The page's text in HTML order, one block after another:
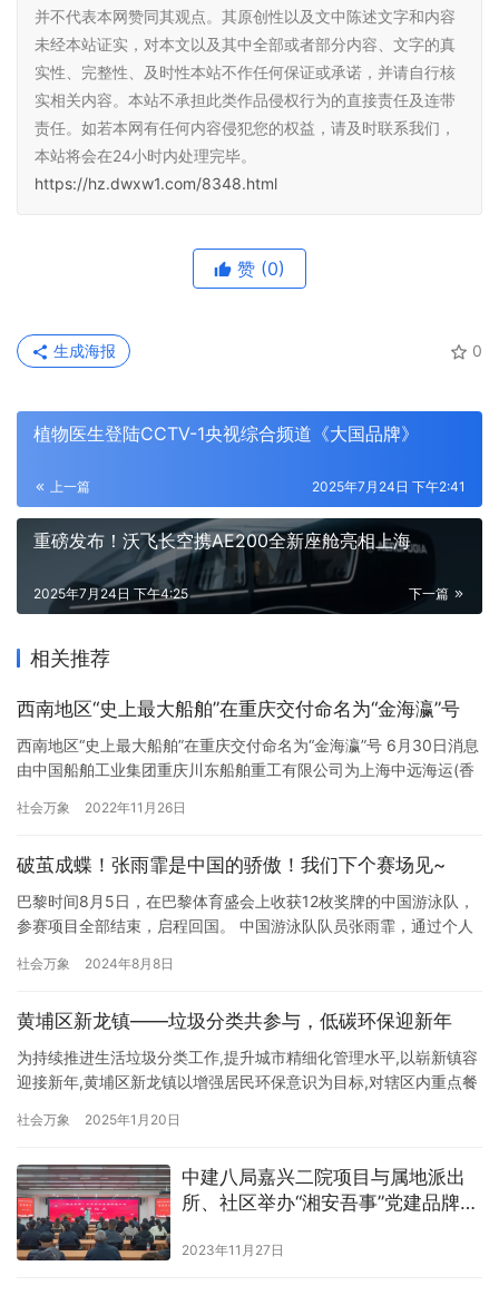
并不代表本网赞同其观点。其原创性以及文中陈述文字和内容
未经本站证实，对本文以及其中全部或者部分内容、文字的真
实性、完整性、及时性本站不作任何保证或承诺，并请自行核
实相关内容。本站不承担此类作品侵权行为的直接责任及连带
责任。如若本网有任何内容侵犯您的权益，请及时联系我们，
本站将会在24小时内处理完毕。
https://hz.dwxw1.com/8348.html
赞 (0)
0
生成海报
植物医生登陆CCTV-1央视综合频道《大国品牌》
上一篇 2025年7月24日 下午2:41
重磅发布！沃飞长空携AE200全新座舱亮相上海
下一篇
2025年7月24日 下午4:25
相关推荐
西南地区“史上最大船舶”在重庆交付命名为“金海瀛”号
西南地区“史上最大船舶”在重庆交付命名为“金海瀛”号 6月30日消息
由中国船舶工业集团重庆川东船舶重工有限公司为上海中远海运(香
名为金海瀛。据介绍，该型船全长129米，宽22米，深11.8米，结构
川东船舶重工有限公司与中船贸易…
社会万象 2022年11月26日
破茧成蝶！张雨霏是中国的骄傲！我们下个赛场见~
巴黎时间8月5日，在巴黎体育盛会上收获12枚奖牌的中国游泳队，
参赛项目全部结束，启程回国。 中国游泳队队员张雨霏，通过个人
见，我们会再见，至我遗憾又完美的巴黎奥运会，谢谢大家。” 张雨
伤病和生理期的双重影响，克服诸多场外不利因素的干扰，坚持出…
社会万象 2024年8月8日
黄埔区新龙镇——垃圾分类共参与，低碳环保迎新年
为持续推进生活垃圾分类工作,提升城市精细化管理水平,以崭新镇容
迎接新年,黄埔区新龙镇以增强居民环保意识为目标,对辖区内重点餐
将垃圾分类理念深植于居民心中,引导居民群众共同践行源头减量、
调。 对辖区重点餐饮单位进行走访,发放垃圾分类宣传资料,讲…
社会万象 2025年1月20日
中建八局嘉兴二院项目与属地派出
所、社区举办“湘安吾事”党建品牌发
2023年11月27日